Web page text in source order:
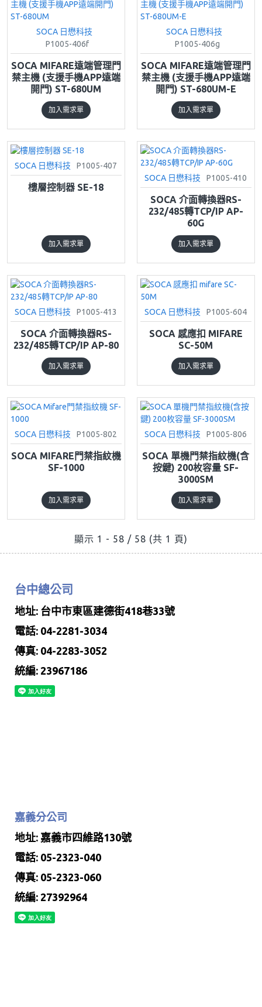
SOCA 日懋科技
P1005-406f
SOCA MIFARE遠端管理門
禁主機 (支援手機APP遠端
開門) ST-680UM
加入需求單
SOCA 日懋科技
P1005-406g
SOCA MIFARE遠端管理門
禁主機 (支援手機APP遠端
開門) ST-680UM-E
加入需求單
SOCA 日懋科技 P1005-407
樓層控制器 SE-18
加入需求單
SOCA 日懋科技 P1005-410
SOCA 介面轉換器RS-
232/485轉TCP/IP AP-
60G
加入需求單
SOCA 日懋科技 P1005-413
SOCA 介面轉換器RS-
232/485轉TCP/IP AP-80
加入需求單
SOCA 日懋科技 P1005-604
SOCA 感應扣 MIFARE
SC-50M
加入需求單
SOCA 日懋科技 P1005-802
SOCA MIFARE門禁指紋機
SF-1000
加入需求單
SOCA 日懋科技 P1005-806
SOCA 單機門禁指紋機(含
按鍵) 200枚容量 SF-
3000SM
加入需求單
顯示 1 - 58 / 58 (共 1 頁)
台中總公司
地址: 台中市東區建德街418巷33號
電話: 04-2281-3034
傳真: 04-2283-3052
統編: 23967186
嘉義分公司
地址: 嘉義市四維路130號
電話: 05-2323-040
傳真: 05-2323-060
統編: 27392964